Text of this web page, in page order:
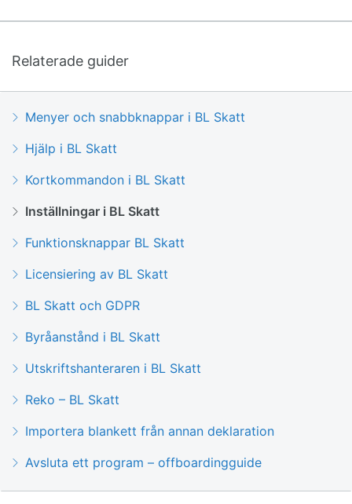
Relaterade guider
Menyer och snabbknappar i BL Skatt
Hjälp i BL Skatt
Kortkommandon i BL Skatt
Inställningar i BL Skatt
Funktionsknappar BL Skatt
Licensiering av BL Skatt
BL Skatt och GDPR
Byråanstånd i BL Skatt
Utskriftshanteraren i BL Skatt
Reko – BL Skatt
Importera blankett från annan deklaration
Avsluta ett program – offboardingguide